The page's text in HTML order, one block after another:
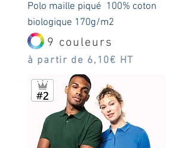
Polo maille piqué 100% coton
biologique 170g/m2
9 couleurs
à partir de 6,10€ HT